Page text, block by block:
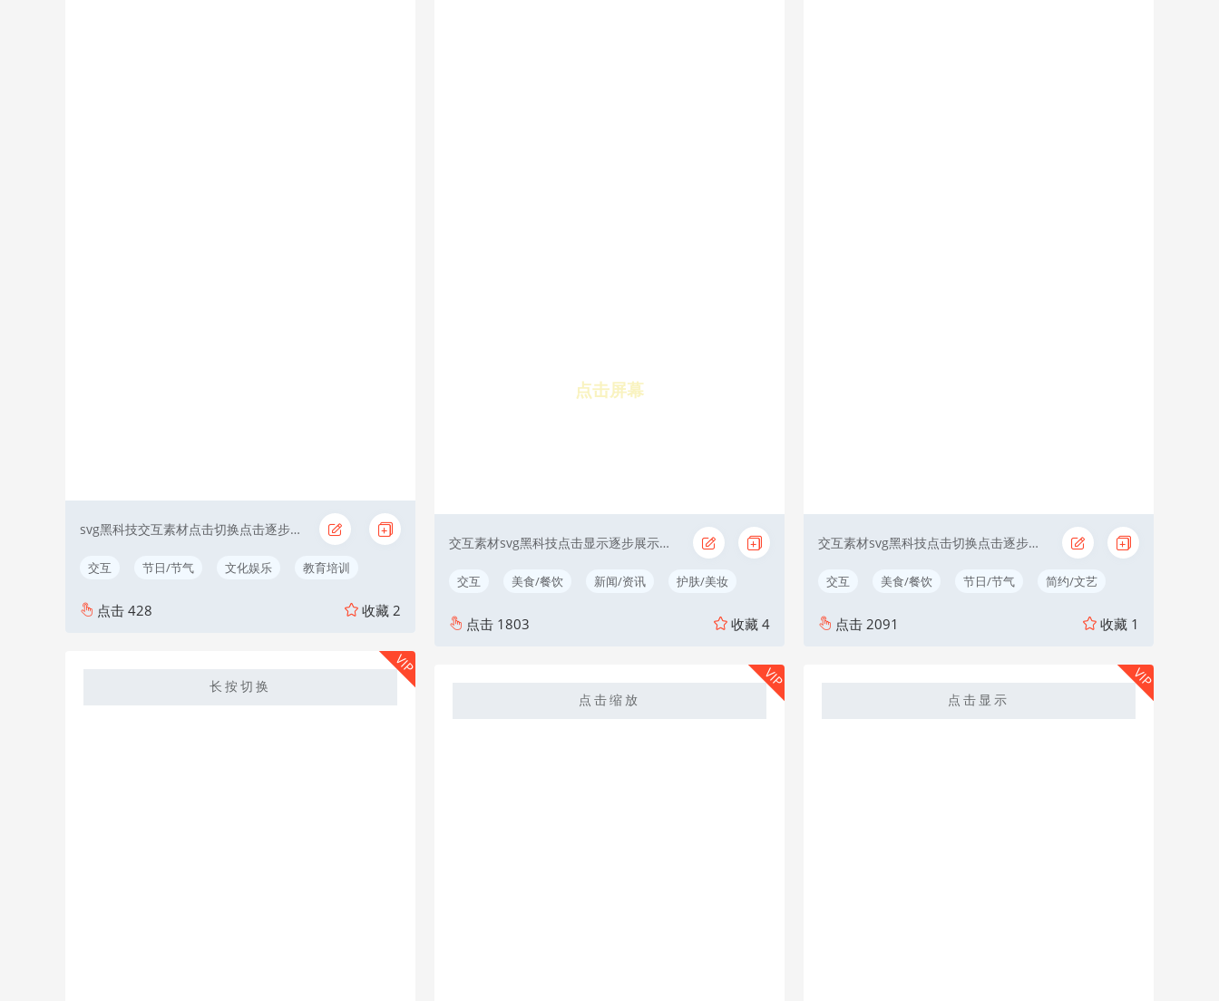
svg黑科技交互素材点击切换点击逐步显示简约
交互 节日/节气 文化娱乐 教育培训
点击 428 收藏 2
长按切换
VIP
点击屏幕
交互素材svg黑科技点击显示逐步展示新年
交互 美食/餐饮 新闻/资讯 护肤/美妆
点击 1803 收藏 4
点击缩放
VIP
交互素材svg黑科技点击切换点击逐步显示圣诞节
交互 美食/餐饮 节日/节气 简约/文艺
点击 2091 收藏 1
点击显示
VIP